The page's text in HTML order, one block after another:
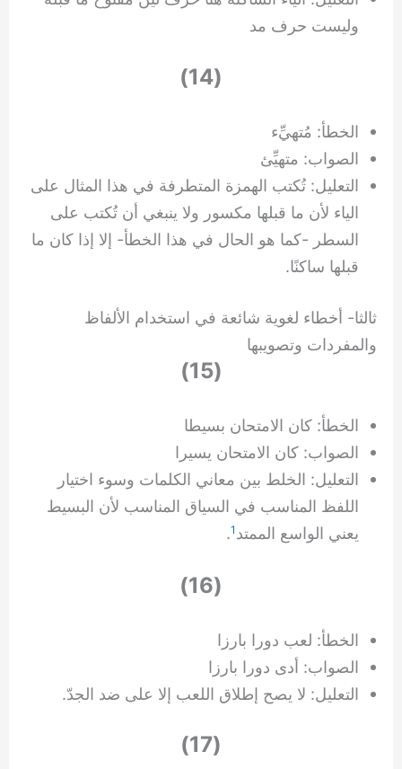
وليست حرف مد
(14)
الخطأ: مُتهيِّء
الصواب: متهيِّئ
التعليل: تُكتب الهمزة المتطرفة في هذا المثال على
الياء لأن ما قبلها مكسور ولا ينبغي أن تُكتب على
السطر -كما هو الحال في هذا الخطأ- إلا إذا كان ما
قبلها ساكنًا.
ثالثا- أخطاء لغوية شائعة في استخدام الألفاظ
والمفردات وتصويبها
(15)
الخطأ: كان الامتحان بسيطا
الصواب: كان الامتحان يسيرا
التعليل: الخلط بين معاني الكلمات وسوء اختيار
اللفظ المناسب في السياق المناسب لأن البسيط
يعني الواسع الممتد 1
.
(16)
الخطأ: لعب دورا بارزا
الصواب: أدى دورا بارزا
التعليل: لا يصح إطلاق اللعب إلا على ضد الجدّ.
(17)